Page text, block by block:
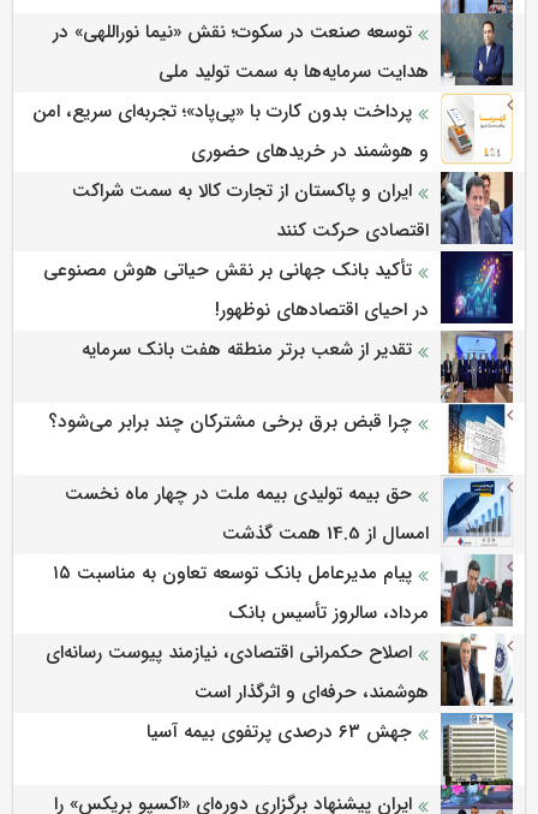
توسعه صنعت در سکوت؛ نقش «نیما نوراللهی» در
هدایت سرمایه‌ها به سمت تولید ملی
پرداخت بدون کارت با «پی‌پاد»؛ تجربه‌ای سریع، امن
و هوشمند در خریدهای حضوری
ایران و پاکستان از تجارت کالا به سمت شراکت
اقتصادی حرکت کنند
تأکید بانک جهانی بر نقش حیاتی هوش مصنوعی
در احیای اقتصادهای نوظهور!
تقدیر از شعب برتر منطقه هفت بانک سرمایه
چرا قبض برق برخی مشترکان چند برابر می‌شود؟
حق بیمه تولیدی بیمه ملت در چهار ماه نخست
امسال از 14.5 همت گذشت
پیام مدیرعامل بانک توسعه تعاون به مناسبت ۱۵
مرداد، سالروز تأسیس بانک
اصلاح حکمرانی اقتصادی، نیازمند پیوست رسانه‌ای
هوشمند، حرفه‌ای و اثرگذار است
جهش ۶۳ درصدی پرتفوی بیمه آسیا
ایران پیشنهاد برگزاری دوره‌ای «اکسپو بریکس» را